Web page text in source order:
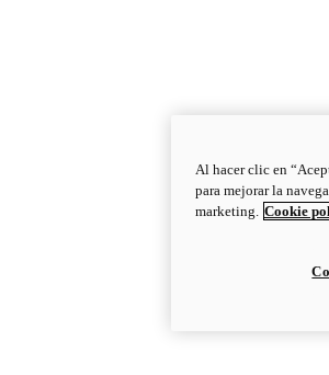
Al hacer clic en
para mejorar la
marketing. Cookie